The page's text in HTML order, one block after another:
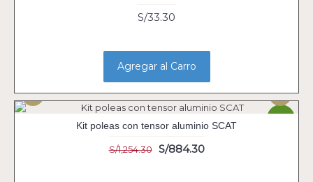
S/33.30
Agregar al Carro
Kit poleas con tensor aluminio SCAT
S/1,254.30 S/884.30